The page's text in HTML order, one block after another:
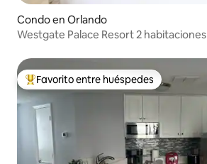
Condo en Orlando
Westgate Palace Resort 2 habitaciones
Favorito entre huéspedes preferido
Favorito entre huéspedes